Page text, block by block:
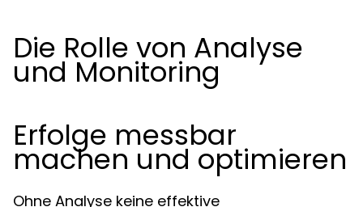
Die Rolle von Analyse
und Monitoring
Erfolge messbar
machen und optimieren
Ohne Analyse keine effektive